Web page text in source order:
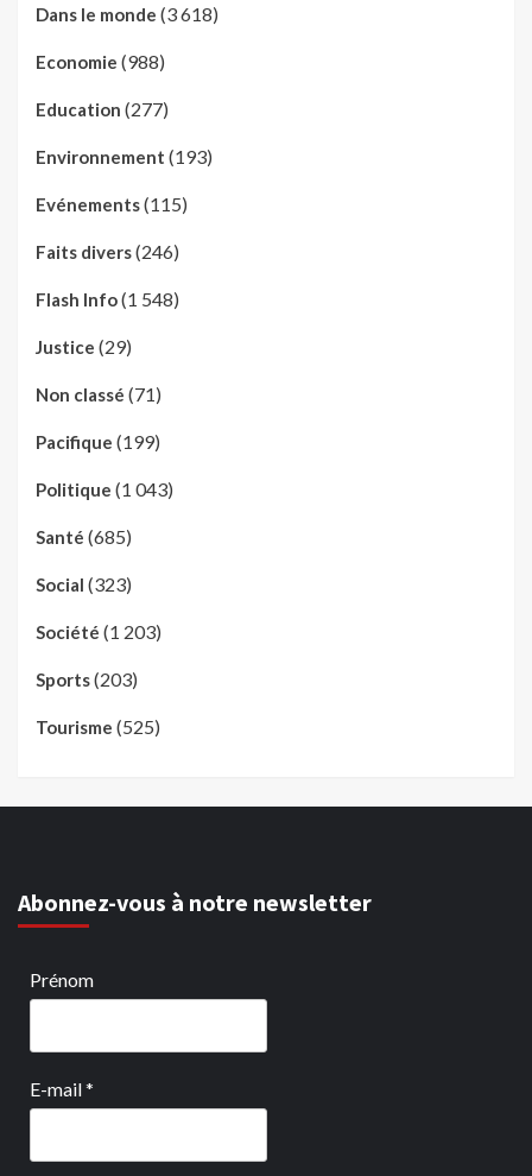
Dans le monde (3 618)
Economie (988)
Education (277)
Environnement (193)
Evénements(115)
Faits divers(246)
Flash Info(1 548)
Justice (29)
Non classé (71)
Pacifique (199)
Politique (1 043)
Santé (685)
Social (323)
Société (1 203)
Sports(203)
Tourisme (525)
Abonnez-vous à notre newsletter
Prénom
E-mail*